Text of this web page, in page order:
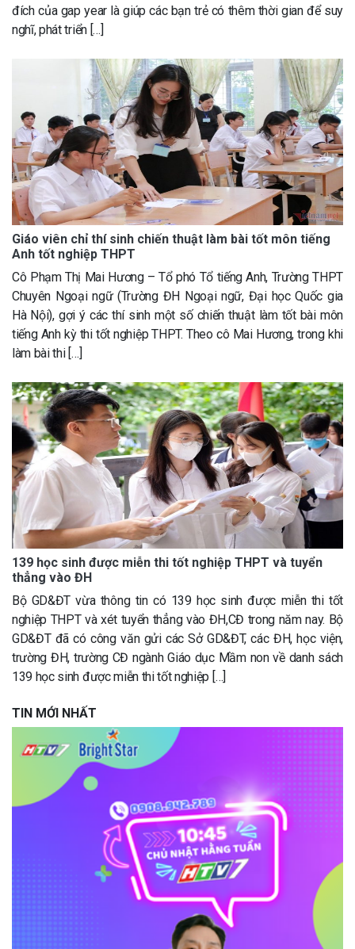
đích của gap year là giúp các bạn trẻ có thêm thời gian để suy
nghĩ, phát triển […]
Giáo viên chỉ thí sinh chiến thuật làm bài tốt môn tiếng
Anh tốt nghiệp THPT
Cô Phạm Thị Mai Hương – Tổ phó Tổ tiếng Anh, Trường THPT
Chuyên Ngoại ngữ (Trường ĐH Ngoại ngữ, Đại học Quốc gia
Hà Nội), gợi ý các thí sinh một số chiến thuật làm tốt bài môn
tiếng Anh kỳ thi tốt nghiệp THPT. Theo cô Mai Hương, trong khi
làm bài thi […]
139 học sinh được miễn thi tốt nghiệp THPT và tuyển
thẳng vào ĐH
Bộ GD&ĐT vừa thông tin có 139 học sinh được miễn thi tốt
nghiệp THPT và xét tuyển thẳng vào ĐH,CĐ trong năm nay. Bộ
GD&ĐT đã có công văn gửi các Sở GD&ĐT, các ĐH, học viện,
trường ĐH, trường CĐ ngành Giáo dục Mầm non về danh sách
139 học sinh được miễn thi tốt nghiệp […]
TIN MỚI NHẤT